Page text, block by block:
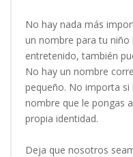
No hay nada más
un nombre para tu niño
entretenido, también
No hay un nombre
pequeño. No importa si
nombre que le pongas
propia identidad.
Deja que nosotros